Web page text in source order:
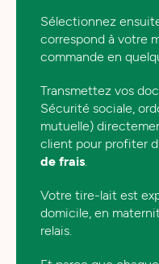
Sélectionnez
correspond à votre
commande en
Transmettez vos
Sécurité sociale,
mutuelle)
client pour profiter
de frais.
Votre tire-lait est
domicile, en
relais.